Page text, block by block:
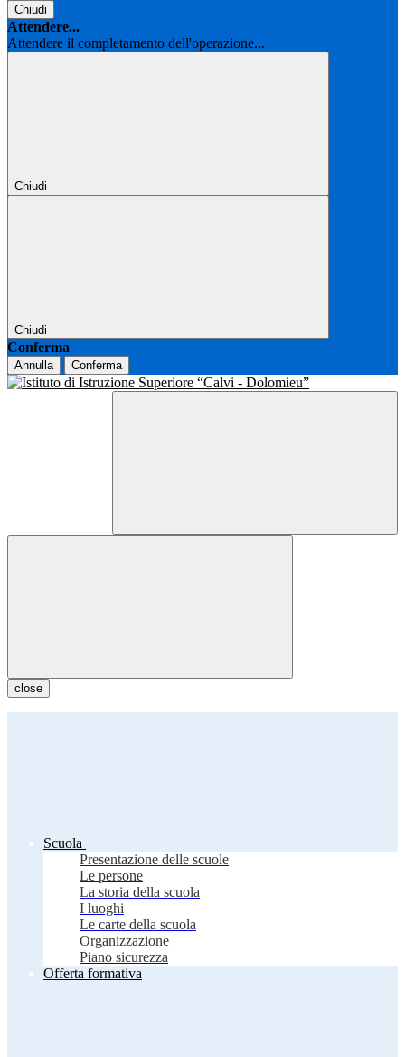
Chiudi
Attendere...
Attendere il completamento dell'operazione...
Chiudi
Chiudi
Conferma
Annulla Conferma
close
Scuola
Presentazione delle scuole
Le persone
La storia della scuola
I luoghi
Le carte della scuola
Organizzazione
Piano sicurezza
Offerta formativa